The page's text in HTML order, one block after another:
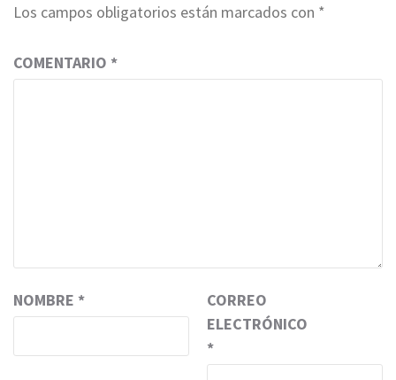
Los campos obligatorios están marcados con *
COMENTARIO *
NOMBRE *
CORREO
ELECTRÓNICO
*